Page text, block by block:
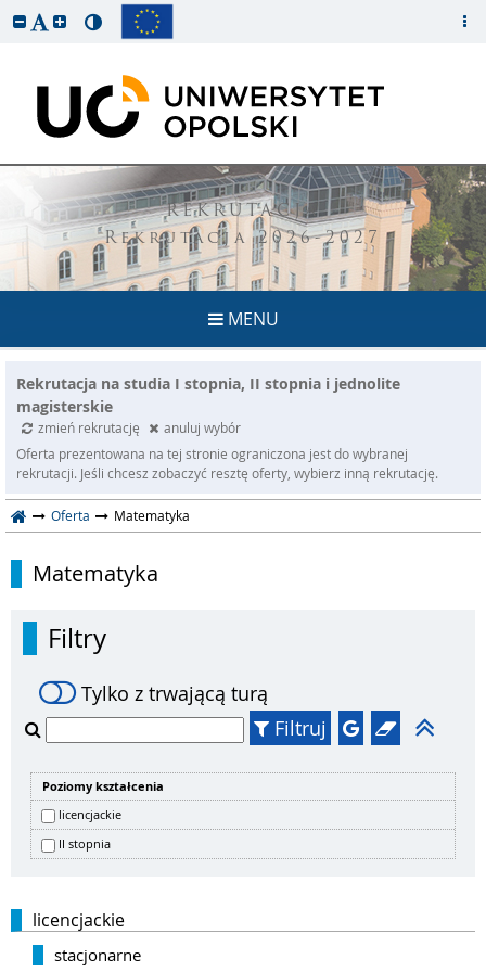
REKRUTACJA
Rekrutacja 2026-2027
MENU
Rekrutacja na studia I stopnia, II stopnia i jednolite
magisterskie
zmień rekrutację
anuluj wybór
Oferta prezentowana na tej stronie ograniczona jest do wybranej
rekrutacji. Jeśli chcesz zobaczyć resztę oferty, wybierz inną rekrutację.
Oferta Matematyka
Matematyka
Filtry
Tylko z trwającą turą
Filtruj
Poziomy kształcenia
licencjackie
II stopnia
licencjackie
stacjonarne